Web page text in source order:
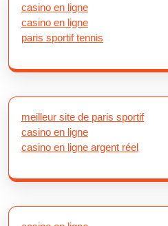
casino en ligne
casino en ligne
paris sportif tennis
meilleur site de paris sportif
casino en ligne
casino en ligne argent réel